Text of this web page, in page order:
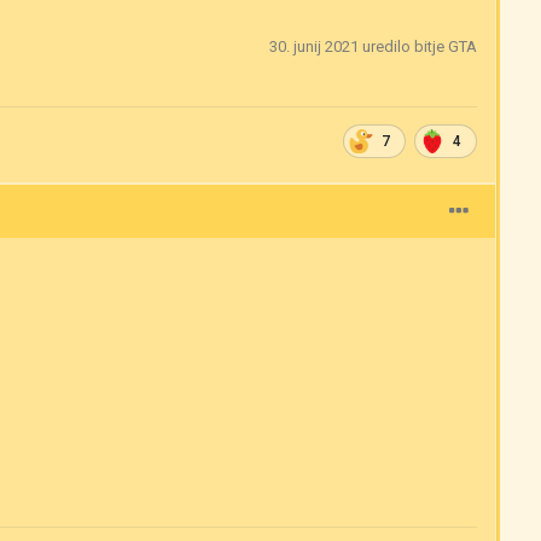
30. junij 2021 uredilo bitje GTA
7 4